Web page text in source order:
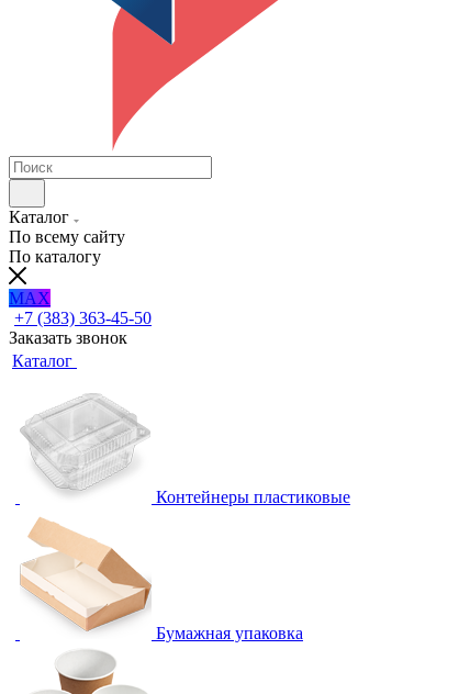
Каталог
По всему сайту
По каталогу
MAX
+7 (383) 363-45-50
Заказать звонок
Каталог
Контейнеры пластиковые
Бумажная упаковка